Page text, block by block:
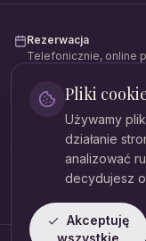
Rezerwacja
Telefonicznie, online
Płatności
Gotówka, karta,
(Mediraty).
Dane rejestrowe
521-379-81-54
Pliki
Używamy
działanie
analizować
decydujesz
Akceptuję
wszystkie